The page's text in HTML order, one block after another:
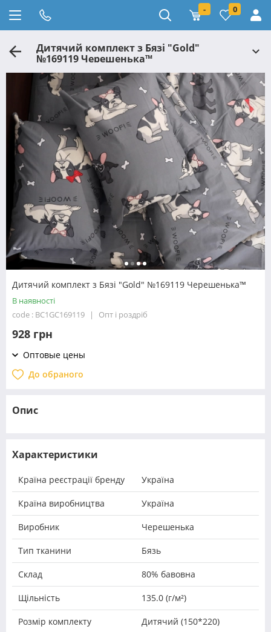
- 0
Дитячий комплект з Бязі "Gold"
№169119 Черешенька™
Дитячий комплект з Бязі "Gold" №169119 Черешенька™
В наявності
code : BC1GC169119
Опт і роздріб
928 грн
Оптовые цены
До обраного
Опис
Характеристики
Країна реєстрації бренду Україна
Країна виробництва Україна
Виробник Черешенька
Тип тканини Бязь
Склад 80% бавовна
Щільність 135.0 (г/м²)
Розмір комплекту Дитячий (150*220)